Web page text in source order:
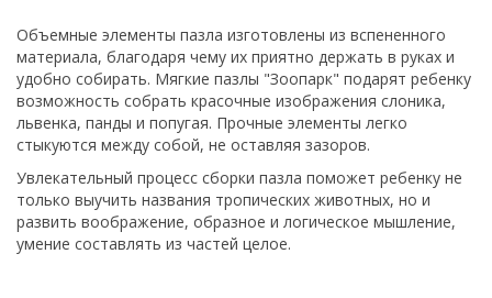
Объемные элементы пазла изготовлены из вспененного
материала, благодаря чему их приятно держать в руках и
удобно собирать. Мягкие пазлы "Зоопарк" подарят ребенку
возможность собрать красочные изображения слоника,
львенка, панды и попугая. Прочные элементы легко
стыкуются между собой, не оставляя зазоров.
Увлекательный процесс сборки пазла поможет ребенку не
только выучить названия тропических животных, но и
развить воображение, образное и логическое мышление,
умение составлять из частей целое.